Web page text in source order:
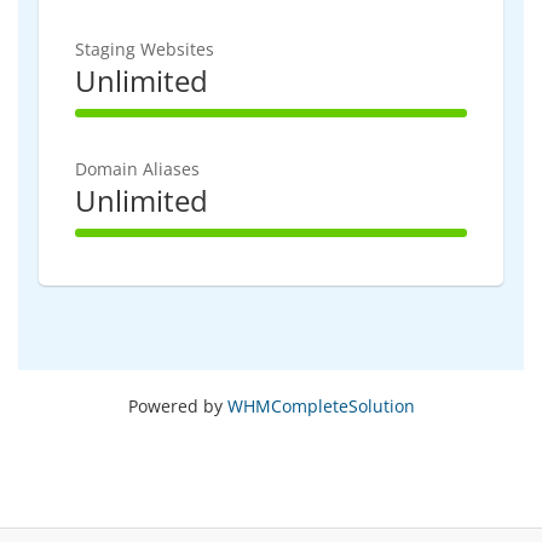
Staging Websites
Unlimited
100% Complete
Domain Aliases
Unlimited
100% Complete
Powered by WHMCompleteSolution